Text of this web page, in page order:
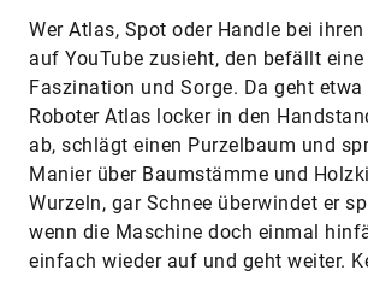
Wer Atlas, Spot oder Handle bei
auf YouTube zusieht, den befällt
Faszination und Sorge. Da geht
Roboter Atlas locker in den
ab, schlägt einen Purzelbaum und
Manier über Baumstämme und
Wurzeln, gar Schnee überwindet er
wenn die Maschine doch einmal
einfach wieder auf und geht weiter.